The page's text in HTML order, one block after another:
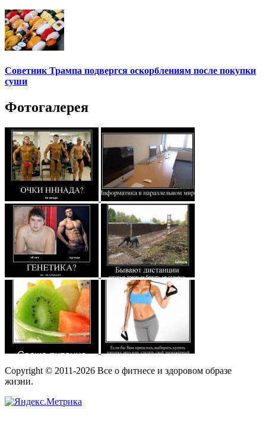
Советник Трампа подвергся оскорблениям после покупки
суши
Фотогалерея
Copyright © 2011-2026 Все о фитнесе и здоровом образе
жизни.